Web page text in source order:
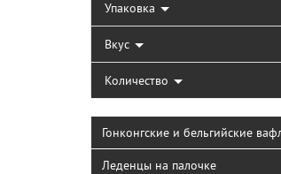
Упаковка
Вкус
Количество
Гонконгские и бельгийские
Леденцы на палочке